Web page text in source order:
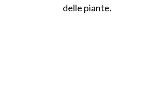
delle piante.